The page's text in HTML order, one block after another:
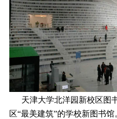
天津大学北洋园新校区图
区“最美建筑”的学校新图书